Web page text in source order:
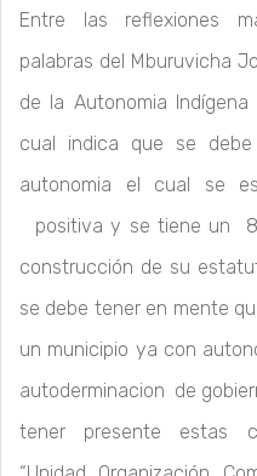
Entre las reflexiones
palabras del Mburuvicha
de la Autonomia Indígena
cual indica que se
autonomia el cual se
positiva y se tiene un
construcción de su
se debe tener en mente
un municipio ya con
autoderminacion de
tener presente estas